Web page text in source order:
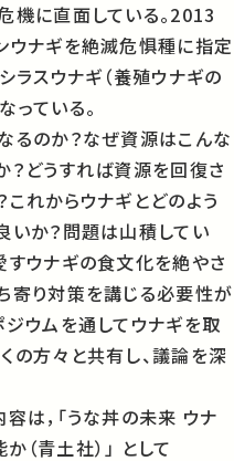
機に直面している。2013
ウナギを絶滅危惧種に指定
ラスウナギ（養殖ウナギの
っている。
るのか？なぜ資源はこんな
？どうすれば資源を回復さ
これからウナギとどのよう
いか？問題は山積してい
すウナギの食文化を絶やさ
寄り対策を講じる必要性が
ジウムを通してウナギを取
の方々と共有し、議論を深
は，「うな丼の未来 ウナ
（青土社）」 として